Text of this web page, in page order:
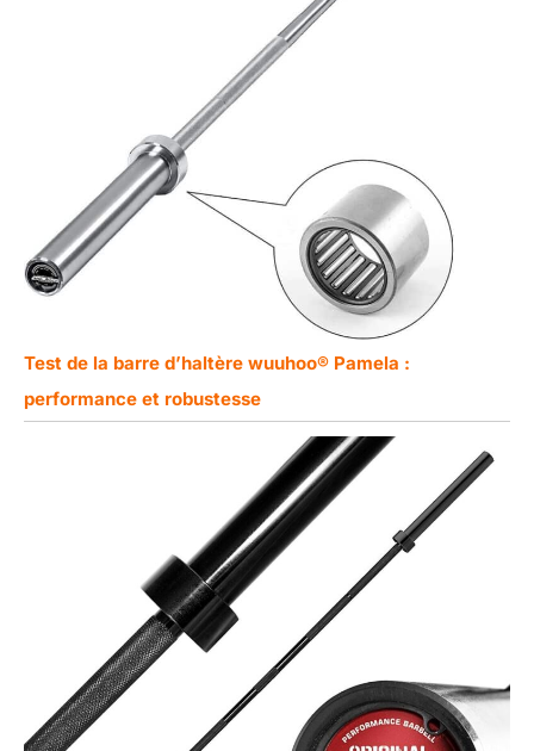
Test de la barre d’haltère wuuhoo® Pamela :
performance et robustesse